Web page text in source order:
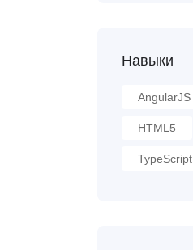
Навыки
AngularJS
HTML5
TypeScript